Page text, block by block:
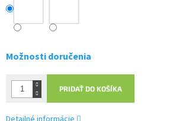
Možnosti doručenia
PRIDAŤ DO KOŠÍKA